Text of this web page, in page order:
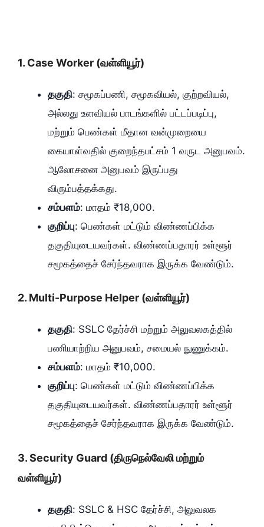
1. Case Worker (வள்ளியூர்)
தகுதி: சமூகப்பணி, சமூகவியல், குற்றவியல்,
அல்லது உளவியல் பாடங்களில் பட்டப்படிப்பு,
மற்றும் பெண்கள் மீதான வன்முறையை
கையாள்வதில் குறைந்தபட்சம் 1 வருட அனுபவம்.
ஆலோசனை அனுபவம் இருப்பது
விரும்பத்தக்கது.
சம்பளம்: மாதம் ₹18,000.
குறிப்பு: பெண்கள் மட்டும் விண்ணப்பிக்க
தகுதியுடையவர்கள். விண்ணப்பதாரர் உள்ளூர்
சமூகத்தைச் சேர்ந்தவராக இருக்க வேண்டும்.
2. Multi-Purpose Helper (வள்ளியூர்)
தகுதி: SSLC தேர்ச்சி மற்றும் அலுவலகத்தில்
பணியாற்றிய அனுபவம், சமையல் நுணுக்கம்.
சம்பளம்: மாதம் ₹10,000.
குறிப்பு: பெண்கள் மட்டும் விண்ணப்பிக்க
தகுதியுடையவர்கள். விண்ணப்பதாரர் உள்ளூர்
சமூகத்தைச் சேர்ந்தவராக இருக்க வேண்டும்.
3.Security Guard (திருநெல்வேலி மற்றும்
வள்ளியூர்)
தகுதி: SSLC & HSC தேர்ச்சி, அலுவலக